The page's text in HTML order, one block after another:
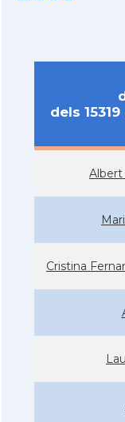
dels
Albert
Cristina